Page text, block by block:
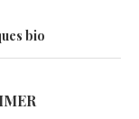
bio